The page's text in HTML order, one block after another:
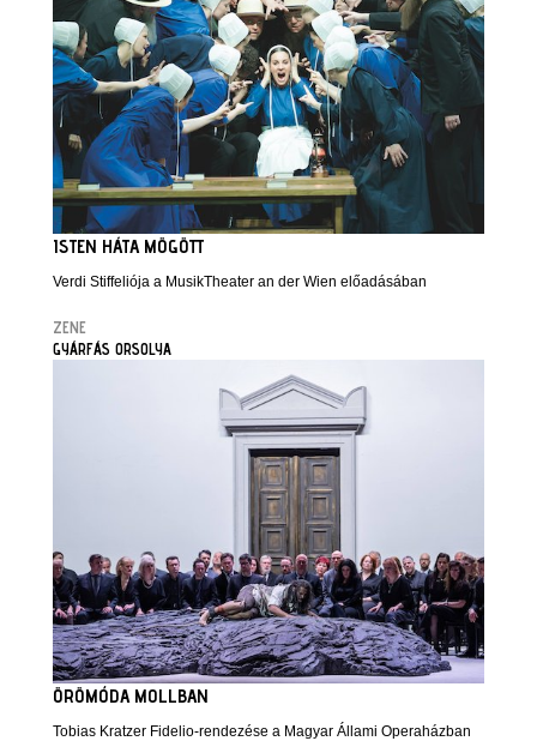
ISTEN HÁTA MÖGÖTT
Verdi Stiffeliója a MusikTheater an der Wien előadásában
ZENE
GYÁRFÁS ORSOLYA
ÖRÖMÓDA MOLLBAN
Tobias Kratzer Fidelio-rendezése a Magyar Állami Operaházban